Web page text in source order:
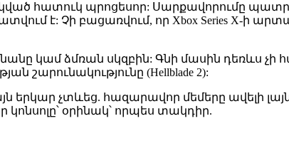
հատուկ պրոցեսոր: Սարքավորումը
է: Չի բացառվում, որ Xbox Series X-ի
կամ ձմռան սկզբին: Գնի մասին դեռևս չի
շարունակությունը (Hellblade 2):
չտևեց. հազարավոր մեմերը ավելի
օրինակ՝ որպես տակդիր.